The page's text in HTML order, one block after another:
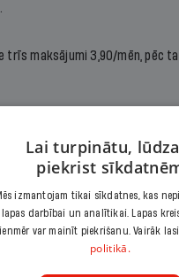
trīs maksājumi 3,90/mēn, pēc
Lai turpinātu,
piekrist
izmantojam tikai sīkdatnes, kas
lapas darbībai un analītikai. Lapas
var mainīt piekrišanu. Vairāk lasi
politikā.